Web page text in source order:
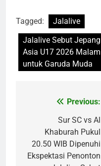
Tagged:
Jalalive
Jalalive Sebut
Asia U17 2026
untuk Garuda Muda
navigation
Previous:
Sur SC vs Al
Khaburah Pukul
20.50 WIB Dipenuhi
Ekspektasi Penonton